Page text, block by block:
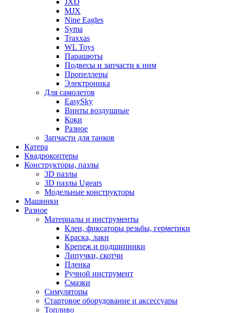
JXD
MJX
Nine Eagles
Syma
Traxxas
WL Toys
Парашюты
Подвесы и запчасти к ним
Пропеллеры
Электроника
Для самолетов
EasySky
Винты воздушные
Коки
Разное
Запчасти для танков
Катера
Квадрокоптеры
Конструкторы, пазлы
3D пазлы
3D пазлы Ugears
Модельные конструкторы
Машинки
Разное
Материалы и инструменты
Клеи, фиксаторы резьбы, герметики
Краска, лаки
Крепеж и подшипники
Липучки, скотчи
Пленка
Ручной инструмент
Смазки
Симуляторы
Стартовое оборудование и аксессуары
Топливо